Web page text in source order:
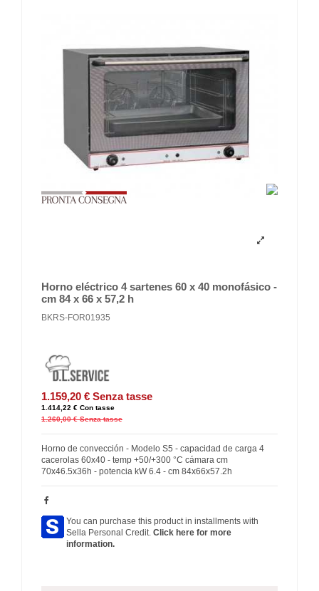
Horno eléctrico 4 sartenes 60 x 40 monofásico -
cm 84 x 66 x 57,2 h
BKRS-FOR01935
1.159,20 € Senza tasse
1.414,22 € Con tasse
1.260,00 € Senza tasse
Horno de convección - Modelo S5 - capacidad de carga 4
cacerolas 60x40 - temp +50/+300 °C cámara cm
70x46.5x36h - potencia kW 6.4 - cm 84x66x57.2h
You can purchase this product in installments with
Sella Personal Credit. Click here for more
information.